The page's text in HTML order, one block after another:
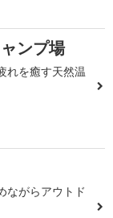
ンプ場
れを癒す天然温
ながらアウトド